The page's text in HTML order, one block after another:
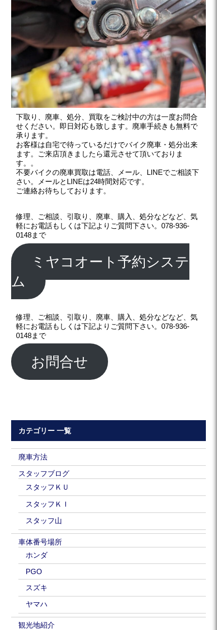
下取り、廃車、処分、買取をご検討中の方は一度お問合
せください。即日対応も致します。廃車手続きも無料で
承ります。
お客様は自宅で待っているだけでバイク廃車・処分出来
ます。ご来店頂きましたら還元させて頂いておりま
す。。
不要バイクの廃車買取は電話、メール、LINEでご相談下
さい。メールとLINEは24時間対応です。
ご連絡お待ちしております。
修理、ご相談、引取り、廃車、購入、処分などなど、気
軽にお電話もしくは下記よりご質問下さい。078-936-
0148まで
ミヤコオート予約システ
ム
修理、ご相談、引取り、廃車、購入、処分などなど、気
軽にお電話もしくは下記よりご質問下さい。078-936-
0148まで
お問合せ
カテゴリー 一覧
廃車方法
スタッフブログ
スタッフＫＵ
スタッフＫＩ
スタッフ山
車体番号場所
ホンダ
PGO
スズキ
ヤマハ
観光地紹介